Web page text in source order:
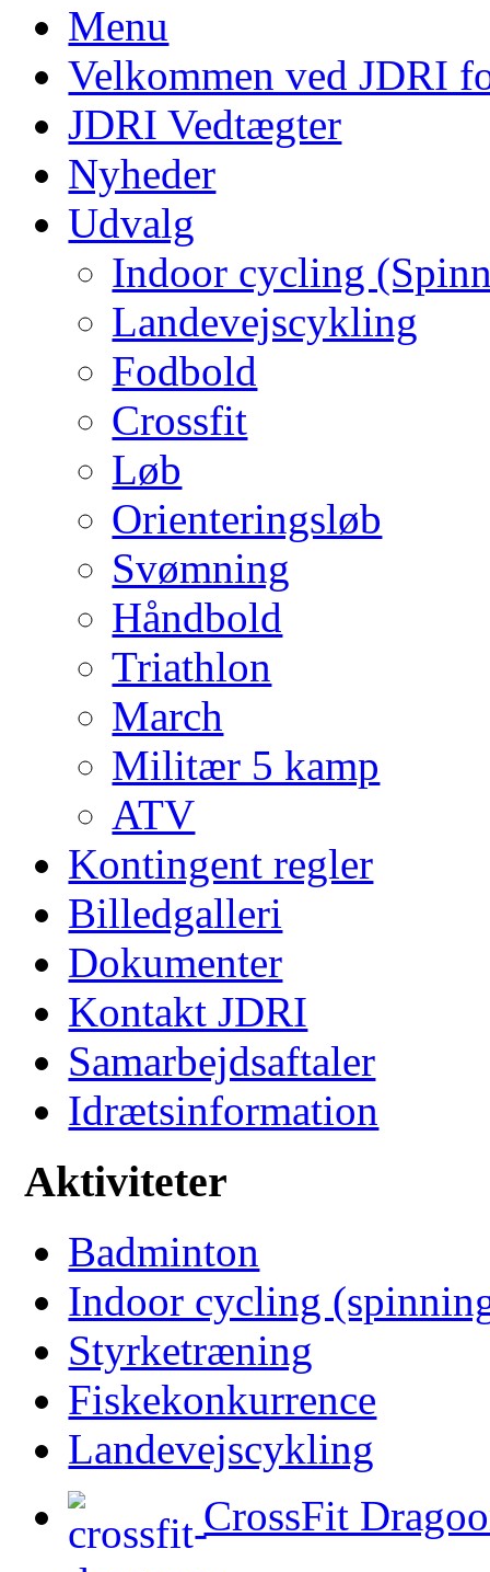
Menu
Velkommen ved JDRI
JDRI Vedtægter
Nyheder
Udvalg
Indoor cycling
Landevejscykling
Fodbold
Crossfit
Løb
Orienteringsløb
Svømning
Håndbold
Triathlon
March
Militær 5 kamp
ATV
Kontingent regler
Billedgalleri
Dokumenter
Kontakt JDRI
Samarbejdsaftaler
Idrætsinformation
Aktiviteter
Badminton
Indoor cycling
Styrketræning
Fiskekonkurrence
Landevejscykling
CrossFit